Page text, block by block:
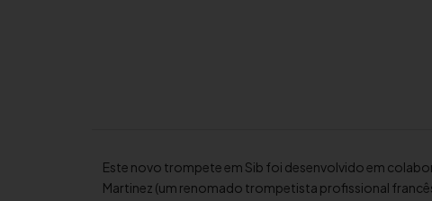
Este novo trompete em Sib foi desenvolvido em
Martinez (um renomado trompetista profissional